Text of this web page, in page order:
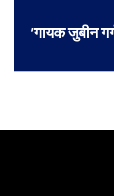
‘गायक जुबीन